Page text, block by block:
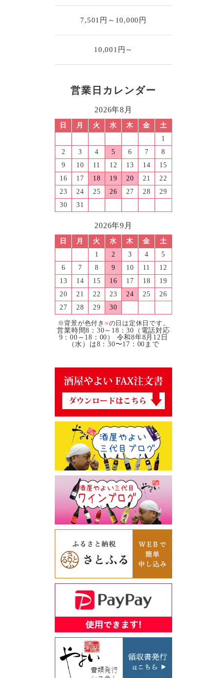
7,501円～10,000円
10,001円～
営業日カレンダー
2026年8月
日 月 火 水 木 金
土
1
2
3 4 5 6 7
8
9
10 11 12 13 14
15
16
17 18 19 20 21
22
23
24 25 26 27 28
29
30
31
2026年9月
日 月 火 水 木 金
土
1
2 3 4
5
6
7 8 9 10 11
12
13
14 15 16 17 18
19
20
21 22 23 24 25
26
27
28 29 30
※背景が色付き ■の日は定休日です。
営業時間8：30～18：30（電話対応
9：00～18：00） 令和8年8月12日
（水）は8：30〜17：00まで